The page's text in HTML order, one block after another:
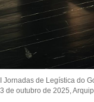
I Jornadas de Legística do
3 de outubro de 2025,